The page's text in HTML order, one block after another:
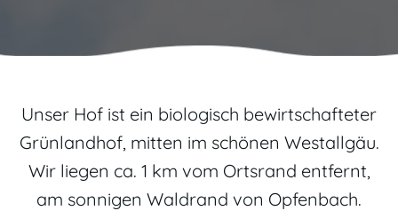
Unser Hof ist ein biologisch bewirtschafteter
Grünlandhof, mitten im schönen Westallgäu.
Wir liegen ca. 1 km vom Ortsrand entfernt,
am sonnigen Waldrand von Opfenbach.